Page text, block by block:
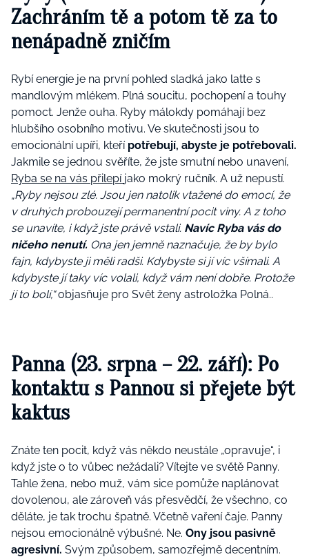
Zachráním tě a potom tě za to
nenápadně zničím
Rybí energie je na první pohled sladká jako latte s
mandlovým mlékem. Plná soucitu, pochopení a touhy
pomoct. Jenže ouha. Ryby málokdy pomáhají bez
hlubšího osobního motivu. Ve skutečnosti jsou to
emocionální upíři, kteří potřebují, abyste je potřebovali.
Jakmile se jednou svěříte, že jste smutní nebo unavení,
Ryba se na vás přilepí jako mokrý ručník. A už nepustí.
„Ryby nejsou zlé. Jsou jen natolik vtažené do emocí, že
v druhých probouzejí permanentní pocit viny. A z toho
se unavíte, i když jste právě vstali. Navíc Ryba vás do
ničeho nenutí. Ona jen jemně naznačuje, že by bylo
fajn, kdybyste ji měli radši. Kdybyste si jí víc všímali. A
kdybyste jí taky víc volali, když vám není dobře. Protože
jí to bolí,“objasňuje pro Svět ženy astroložka Polná..
Panna (23. srpna – 22. září): Po
kontaktu s Pannou si přejete být
kaktus
Znáte ten pocit, když vás někdo neustále „opravuje“, i
když jste o to vůbec nežádali? Vítejte ve světě Panny.
Tahle žena, nebo muž, vám sice pomůže naplánovat
dovolenou, ale zároveň vás přesvědčí, že všechno, co
děláte, je tak trochu špatně. Včetně vaření čaje. Panny
nejsou emocionálně výbušné. Ne. Ony jsou pasivně
agresivní. Svým způsobem, samozřejmě decentním.